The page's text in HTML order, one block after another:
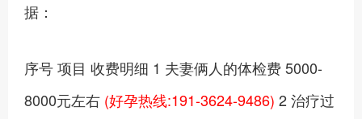
据：
序号 项目 收费明细 1 夫妻俩人的体检费 5000-
8000元左右 (好孕热线:191-3624-9486) 2 治疗过